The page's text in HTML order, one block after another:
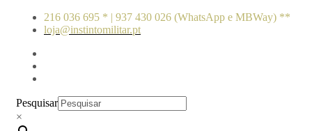
216 036 695 * | 937 430 026 (WhatsApp e MBWay) **
loja@instintomilitar.pt
Pesquisar
×